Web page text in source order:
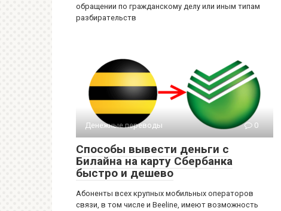
обращении по гражданскому делу или иным типам
разбирательств
Денежные переводы 0
Способы вывести деньги с
Билайна на карту Сбербанка
быстро и дешево
Абоненты всех крупных мобильных операторов
связи, в том числе и Beeline, имеют возможность